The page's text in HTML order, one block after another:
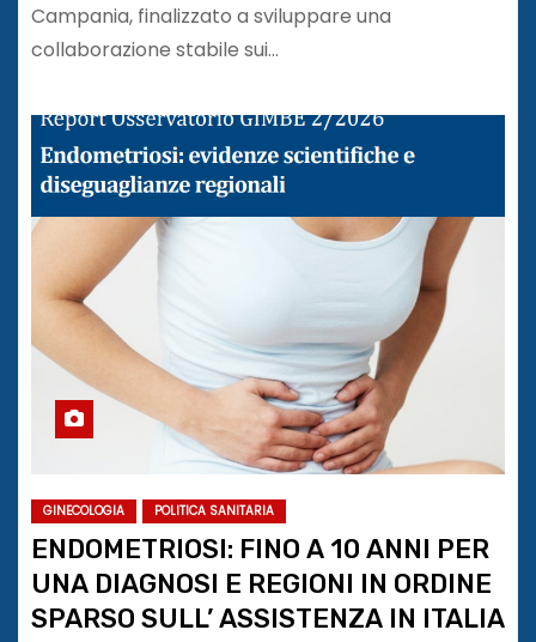
Campania, finalizzato a sviluppare una
collaborazione stabile sui…
GINECOLOGIA POLITICA SANITARIA
ENDOMETRIOSI: FINO A 10 ANNI PER
UNA DIAGNOSI E REGIONI IN ORDINE
SPARSO SULL’ ASSISTENZA IN ITALIA